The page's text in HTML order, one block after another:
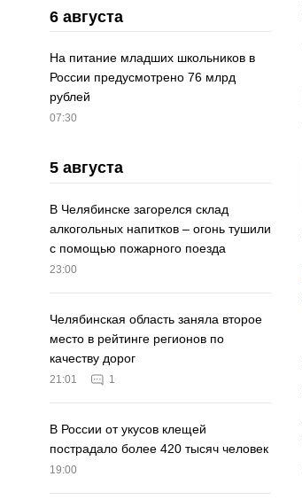
6 августа
На питание младших школьников в
России предусмотрено 76 млрд
рублей
07:30
5 августа
В Челябинске загорелся склад
алкогольных напитков – огонь тушили
с помощью пожарного поезда
23:00
Челябинская область заняла второе
место в рейтинге регионов по
качеству дорог
21:01 1
В России от укусов клещей
пострадало более 420 тысяч человек
19:00